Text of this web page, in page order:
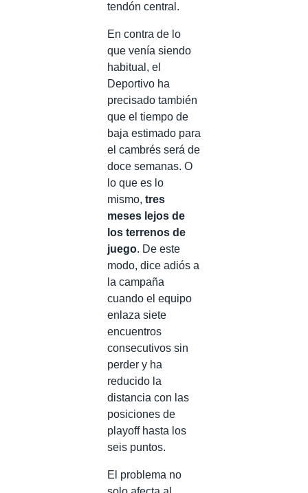
tendón central.
En contra de lo
que venía siendo
habitual, el
Deportivo ha
precisado también
que el tiempo de
baja estimado para
el cambrés será de
doce semanas. O
lo que es lo
mismo, tres
meses lejos de
los terrenos de
juego. De este
modo, dice adiós a
la campaña
cuando el equipo
enlaza siete
encuentros
consecutivos sin
perder y ha
reducido la
distancia con las
posiciones de
playoff hasta los
seis puntos.
El problema no